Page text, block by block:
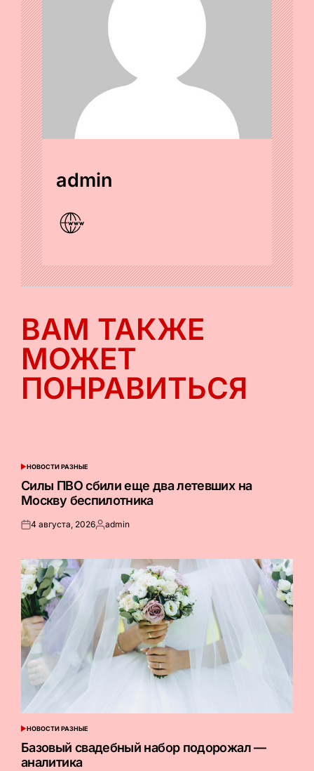
admin
ВАМ ТАКЖЕ
МОЖЕТ
ПОНРАВИТЬСЯ
ОПУБЛИКОВАНО
НОВОСТИ РАЗНЫЕ
Силы ПВО сбили еще два летевших на
Москву беспилотника
Опубликовано
4 августа, 2026Запись
admin
ОПУБЛИКОВАНО
В
НОВОСТИ РАЗНЫЕ
Базовый свадебный набор подорожал —
аналитика